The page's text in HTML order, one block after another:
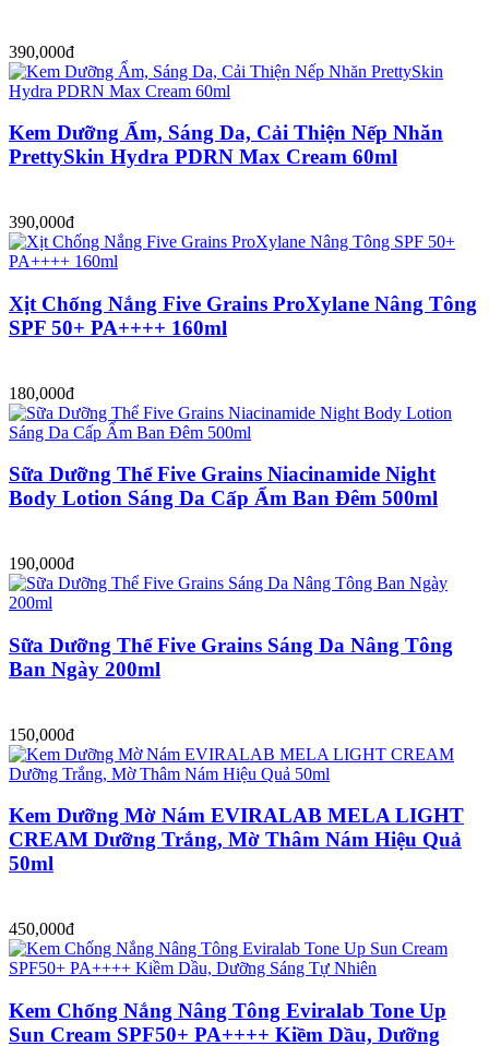
390,000đ
Kem Dưỡng Ẩm, Sáng Da, Cải Thiện Nếp Nhăn
PrettySkin Hydra PDRN Max Cream 60ml
390,000đ
Xịt Chống Nắng Five Grains ProXylane Nâng Tông
SPF 50+ PA++++ 160ml
180,000đ
Sữa Dưỡng Thể Five Grains Niacinamide Night
Body Lotion Sáng Da Cấp Ẩm Ban Đêm 500ml
190,000đ
Sữa Dưỡng Thể Five Grains Sáng Da Nâng Tông
Ban Ngày 200ml
150,000đ
Kem Dưỡng Mờ Nám EVIRALAB MELA LIGHT
CREAM Dưỡng Trắng, Mờ Thâm Nám Hiệu Quả
50ml
450,000đ
Kem Chống Nắng Nâng Tông Eviralab Tone Up
Sun Cream SPF50+ PA++++ Kiềm Dầu, Dưỡng